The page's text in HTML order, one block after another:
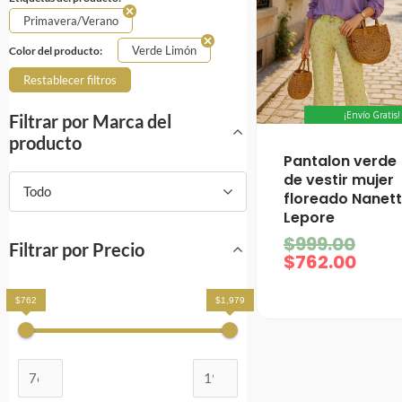
Primavera/Verano
Color del producto: Verde Limón
Restablecer filtros
Filtrar por Marca del
producto
Todo
Filtrar por Precio
$762 $1,979
¡Envío Gratis!
Pantalon verde
de vestir mujer
floreado
Lepore
$999.00
El
$762.00
El
precio